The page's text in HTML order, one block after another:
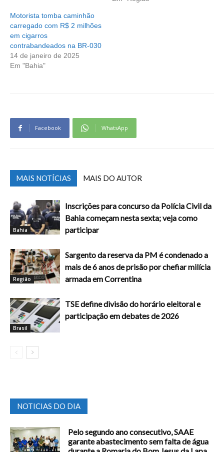
Motorista tomba caminhão
carregado com R$ 2 milhões
em cigarros
contrabandeados na BR-030
14 de janeiro de 2025
Em "Bahia"
Facebook WhatsApp
MAIS NOTÍCIAS MAIS DO AUTOR
Bahia
Inscrições para concurso da Polícia Civil da
Bahia começam nesta sexta; veja como
participar
Região
Sargento da reserva da PM é condenado a
mais de 6 anos de prisão por chefiar milícia
armada em Correntina
Brasil
TSE define divisão do horário eleitoral e
participação em debates de 2026
NOTICIAS DO DIA
Pelo segundo ano consecutivo, SAAE
garante abastecimento sem falta de água